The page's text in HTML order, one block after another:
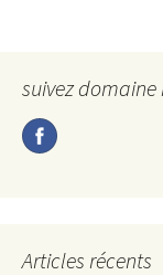
suivez
Articles récents